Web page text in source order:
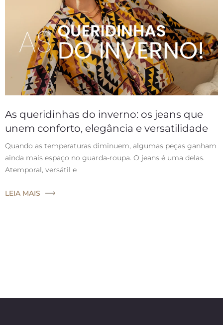
As queridinhas do inverno: os jeans que
unem conforto, elegância e versatilidade
Quando as temperaturas diminuem, algumas peças ganham
ainda mais espaço no guarda-roupa. O jeans é uma delas.
Atemporal, versátil e
LEIA MAIS